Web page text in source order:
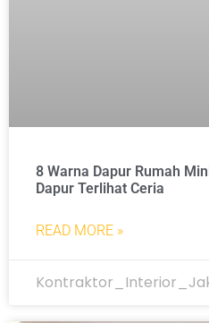
8 Warna Dapur Rumah
Dapur Terlihat Ceria
READ MORE »